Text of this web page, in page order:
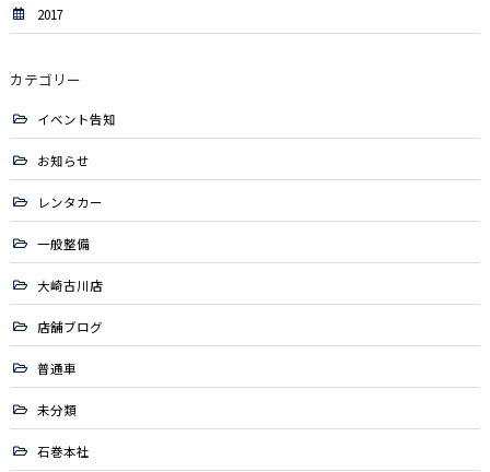
2017
カテゴリー
イベント告知
お知らせ
レンタカー
一般整備
大崎古川店
店舗ブログ
普通車
未分類
石巻本社